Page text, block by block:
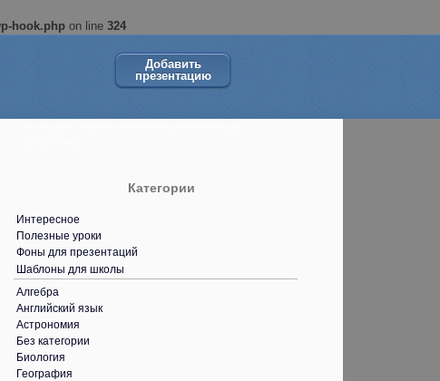
hook.php on line 324
Добавить
презентацию
Категории
Интересное
Полезные уроки
Фоны для презентаций
Шаблоны для школы
Алгебра
Английский язык
Астрономия
Без категории
Биология
География